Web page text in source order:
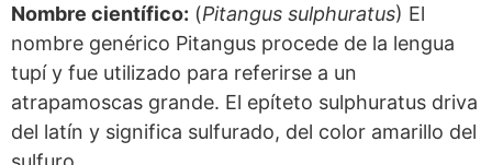
Nombre científico: (Pitangus sulphuratus) El
nombre genérico Pitangus procede de la lengua
tupí y fue utilizado para referirse a un
atrapamoscas grande. El epíteto sulphuratus driva
del latín y significa sulfurado, del color amarillo del